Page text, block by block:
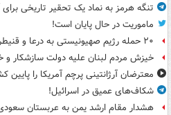
تنگه هرمز به نماد یک تحقیر تاریخی
ماموریت در حال پایان است!
۲۰ حمله رژیم صهیونیستی به درعا و قنیطره در یک هفته
خیزش مردم لبنان علیه دولت سازشکار و
معترضان آرژانتینی پرچم آمریکا را پایین
شکاف‌های عمیق در اسرائیل!
هشدار مقام ارشد یمن به عربستان